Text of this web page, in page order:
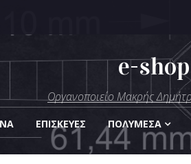
ΕΠΙΣΚΕΎΕΣ ΠΟΛΥΜΈΣΑ
e-shop
Οργανοποιείο Μακρής